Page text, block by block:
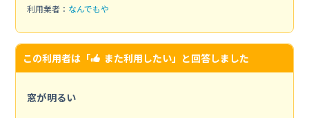
利用業者： なんでもや
この利用者は「 また利用したい」と回答しました
窓が明るい